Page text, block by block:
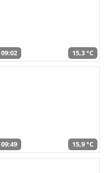
09:02 15,3 °C
09:49 15,9 °C